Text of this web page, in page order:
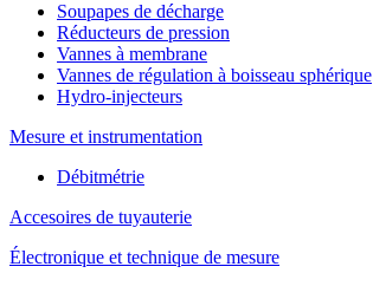
Soupapes de décharge
Réducteurs de pression
Vannes à membrane
Vannes de régulation à boisseau sphérique
Hydro-injecteurs
Mesure et instrumentation
Débitmétrie
Accesoires de tuyauterie
Électronique et technique de mesure